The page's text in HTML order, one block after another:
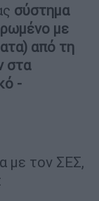
σύστημα
με
από τη
στα
-
με τον ΣΕΣ,